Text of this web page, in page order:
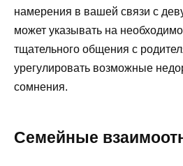
намерения в вашей связи с
может указывать на
тщательного общения с
урегулировать возможные
сомнения.
Семейные